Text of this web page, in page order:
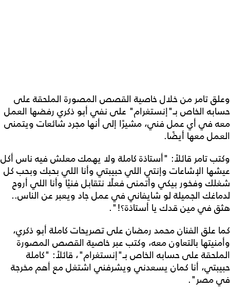
وعلق تامر من خلال خاصية القصص المصورة الملحقة على
حسابه الخاص بـ"إنستغرام" على نفي أبو ذكري رفضها العمل
معه في أي عمل فني، مشيرًا إلى أنها مجرد شائعات ويتمنى
العمل معها أيضًا.
وكتب تامر قائلاً: "أستاذة كاملة ولا يهمك معلش فيه ناس أكل
عيشها الإشاعات وإنتي اللي حبيبتي وأنا اللي بحبك وبحب كل
شغلك وفخور بيكي وأتمنى فعلًا نتقابل فنيًا وأنا اللي أروح
لدماغك الجميلة لو شايفاني في عمل جاد ويعبر عن الناس..
هثق في مين قدك يا أستاذة؟!".
كما علق الفنان محمد رمضان على تصريحات كاملة أبو ذكري،
وأمنيتها بالتعاون معه، وكتب عبر خاصية القصص المصورة
الملحقة على حسابه الخاص بـ"إنستغرام"، قائلاً: "كاملة
حبيبتي، أنا كمان يسعدني ويشرفني اشتغل مع أهم مخرجة
في مصر".